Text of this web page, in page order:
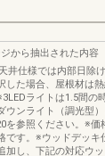
から抽出された内容
井仕様では内部日除
した場合、屋根材は
ライトは1.5間の
ウンライト（調光型
を参照ください。※価
です。※ウッドデッキ
加し、下記の対応ウ